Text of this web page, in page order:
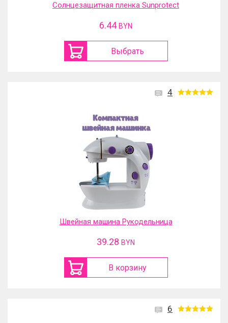
Солнцезащитная пленка Sunprotect
6.44 BYN
Выбрать
4
Швейная машина Рукодельница
39.28 BYN
В корзину
6